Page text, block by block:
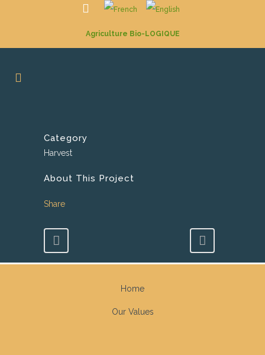
Agriculture Bio-LOGIQUE
Category
Harvest
About This Project
Share
Home
Our Values